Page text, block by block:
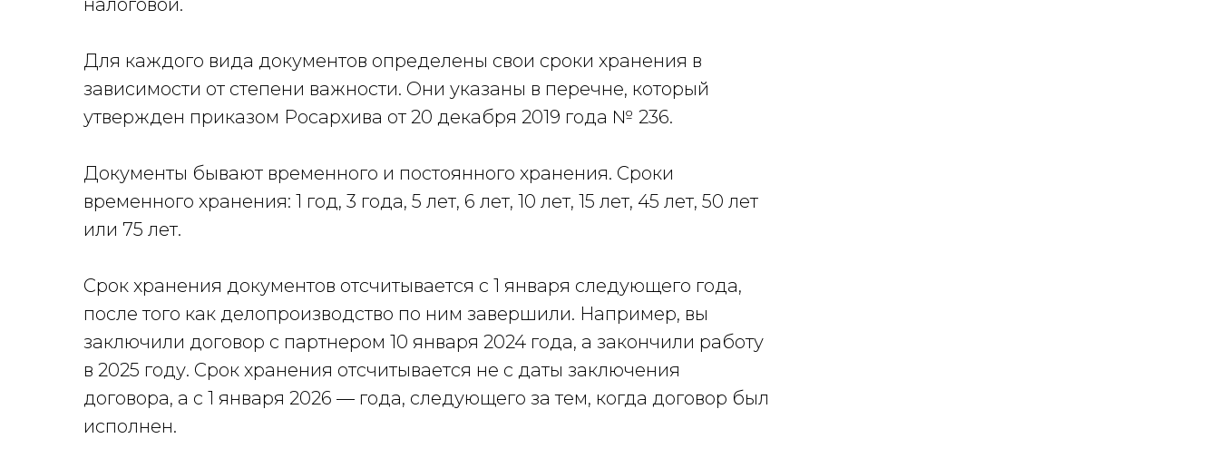
налоговой.
Для каждого вида документов определены свои сроки хранения в
зависимости от степени важности. Они указаны в перечне, который
утвержден приказом Росархива от 20 декабря 2019 года № 236.
Документы бывают временного и постоянного хранения. Сроки
временного хранения: 1 год, 3 года, 5 лет, 6 лет, 10 лет, 15 лет, 45 лет, 50 лет
или 75 лет.
Срок хранения документов отсчитывается с 1 января следующего года,
после того как делопроизводство по ним завершили. Например, вы
заключили договор с партнером 10 января 2024 года, а закончили работу
в 2025 году. Срок хранения отсчитывается не с даты заключения
договора, а с 1 января 2026 — года, следующего за тем, когда договор был
исполнен.